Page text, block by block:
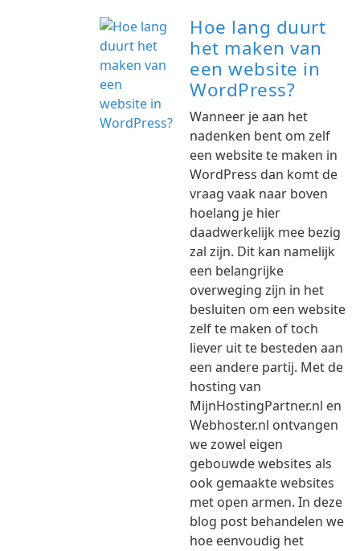
Hoe lang duurt
het maken van
een website in
WordPress?
Wanneer je aan het
nadenken bent om zelf
een website te maken in
WordPress dan komt de
vraag vaak naar boven
hoelang je hier
daadwerkelijk mee bezig
zal zijn. Dit kan namelijk
een belangrijke
overweging zijn in het
besluiten om een website
zelf te maken of toch
liever uit te besteden aan
een andere partij. Met de
hosting van
MijnHostingPartner.nl en
Webhoster.nl ontvangen
we zowel eigen
gebouwde websites als
ook gemaakte websites
met open armen. In deze
blog post behandelen we
hoe eenvoudig het